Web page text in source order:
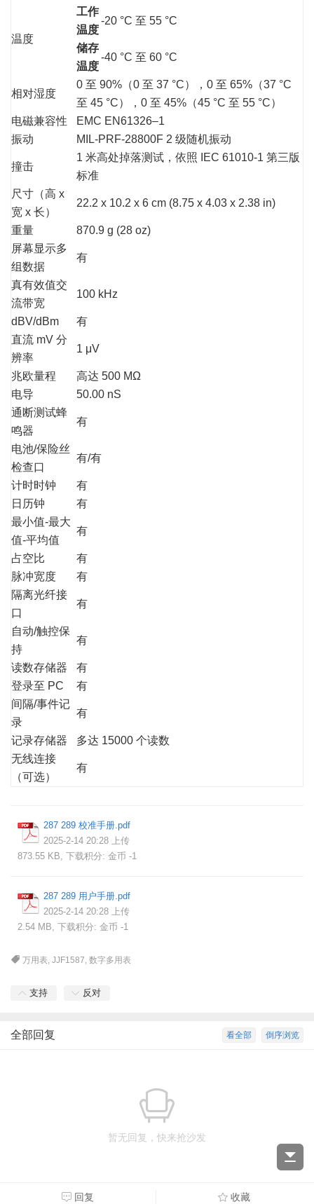
温度
工作
温度
-20 °C 至 55 °C
储存
温度
-40 °C 至 60 °C
相对湿度
0 至 90%（0 至 37 °C），0 至 65%（37 °C
至 45 °C），0 至 45%（45 °C 至 55 °C）
电磁兼容性
EMC EN61326–1
振动
MIL-PRF-28800F 2 级随机振动
撞击
1 米高处掉落测试，依照 IEC 61010-1 第三版
标准
尺寸（高 x
宽 x 长）
22.2 x 10.2 x 6 cm (8.75 x 4.03 x 2.38 in)
重量
870.9 g (28 oz)
屏幕显示多
组数据
有
真有效值交
流带宽
100 kHz
dBV/dBm
有
直流 mV 分
辨率
1 μV
兆欧量程
高达 500 MΩ
电导
50.00 nS
通断测试蜂
鸣器
有
电池/保险丝
检查口
有/有
计时时钟
有
日历钟
有
最小值-最大
值-平均值
有
占空比
有
脉冲宽度
有
隔离光纤接
口
有
自动/触控保
持
有
读数存储器
有
登录至 PC
有
间隔/事件记
录
有
记录存储器
多达 15000 个读数
无线连接
（可选）
有
287 289 校准手册.pdf
2025-2-14 20:28 上传
873.55 KB, 下载积分: 金币 -1
287 289 用户手册.pdf
2025-2-14 20:28 上传
2.54 MB, 下载积分: 金币 -1
万用表,JJF1587,数字多用表
支持 反对
倒序浏览
看全部
全部回复
暂无回复，快来抢沙发
回复 收藏